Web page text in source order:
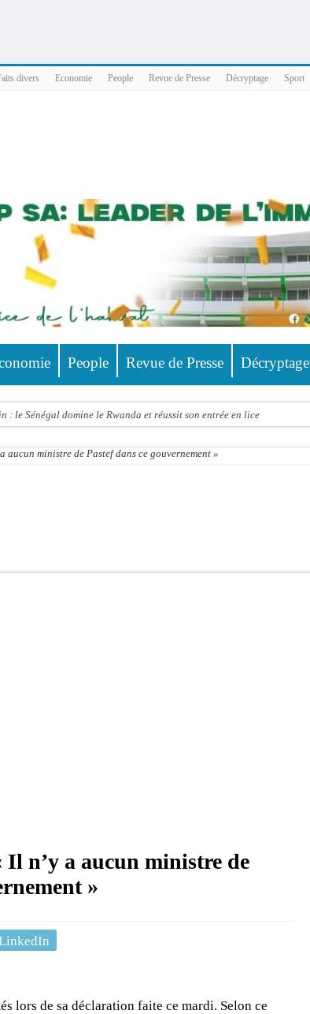
divers Economie People Revue de Presse Décryptage Sport
People Revue de Presse Décryptage
: le Sénégal domine le Rwanda et réussit son entrée en lice
session extraordinaire convoquée sur les exonérations fiscales et les
aucun ministre de Pastef dans ce gouvernement »
Il n’y a aucun ministre de
»
lors de sa déclaration faite ce mardi. Selon ce